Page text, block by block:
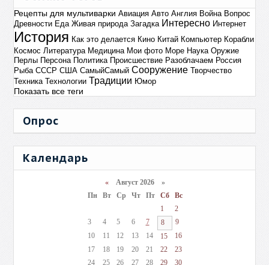
Рецепты для мультиварки Авиация Авто Англия Война Вопрос
Древности Еда Живая природа Загадка Интересно Интернет
История Как это делается Кино Китай Компьютер Корабли
Космос Литература Медицина Мои фото Море Наука Оружие
Перлы Персона Политика Происшествие Разоблачаем Россия
Рыба СССР США СамыйСамый Сооружение Творчество
Техника Технологии Традиции Юмор
Показать все теги
Опрос
Календарь
«Август 2026 »
Пн
Вт Ср Чт Пт Сб
Вс
1
2
3
4 5 6 7 8
9
10
11 12 13 14 15
16
17
18 19 20 21 22
23
24
25 26 27 28 29 30